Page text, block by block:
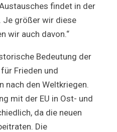
findet in der
Je größer wir diese
wir auch davon.“
Bedeutung der
Frieden und
nach den Weltkriegen.
mit der EU in Ost- und
da die neuen
Die